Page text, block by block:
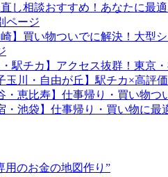
し相談おすすめ！あなたに最
ページ
崎】買い物ついでに解決！大型
・駅チカ】アクセス抜群！東京
玉川・自由が丘】駅チカ×高評
・恵比寿】仕事帰り・買い物
・池袋】仕事帰り・買い物に
用のお金の地図作り”